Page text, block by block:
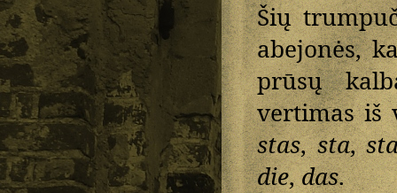
Šių
abejonės,
prūsų
vertimas iš
stas,sta,
die,das.